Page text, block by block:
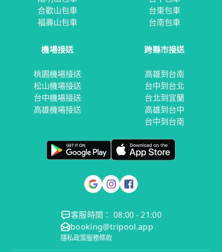
合歡山包車
福壽山包車
台東包車
台南包車
機場接送
桃園機場接送
松山機場接送
台中機場接送
高雄機場接送
跨縣市接送
高雄到台南
台中到台北
台北到宜蘭
高雄到台中
台中到台南
客服時間： 08:00 - 21:00
booking@tripool.app
隱私政策服務條款